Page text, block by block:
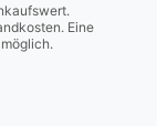
Eine